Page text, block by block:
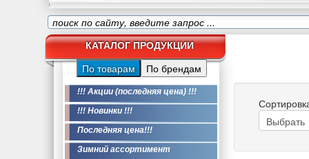
КАТАЛОГ ПРОДУКЦИИ
По товарам По брендам
!!! Акции (последняя цена) !!!
!!! Новинки !!!
Последняя цена!!!
Зимний ассортимент